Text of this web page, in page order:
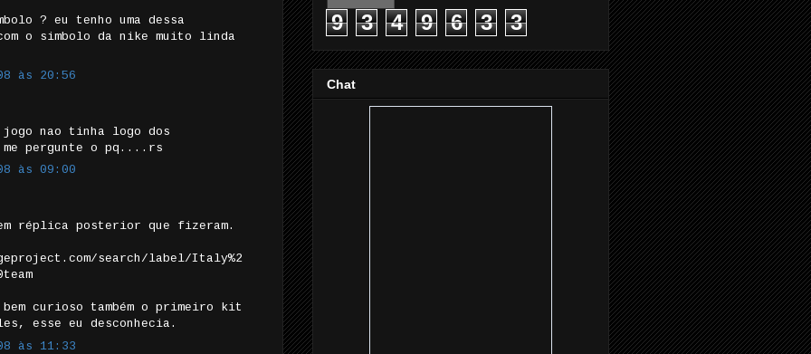
? eu tenho uma dessa
o simbolo da nike muito linda
às 20:56
nao tinha logo dos
me pergunte o pq....rs
às 09:00
réplica posterior que fizeram.
search/label/Italy%2
curioso também o primeiro kit
esse eu desconhecia.
às 11:33
9 3 4 9 6 3 3
Chat